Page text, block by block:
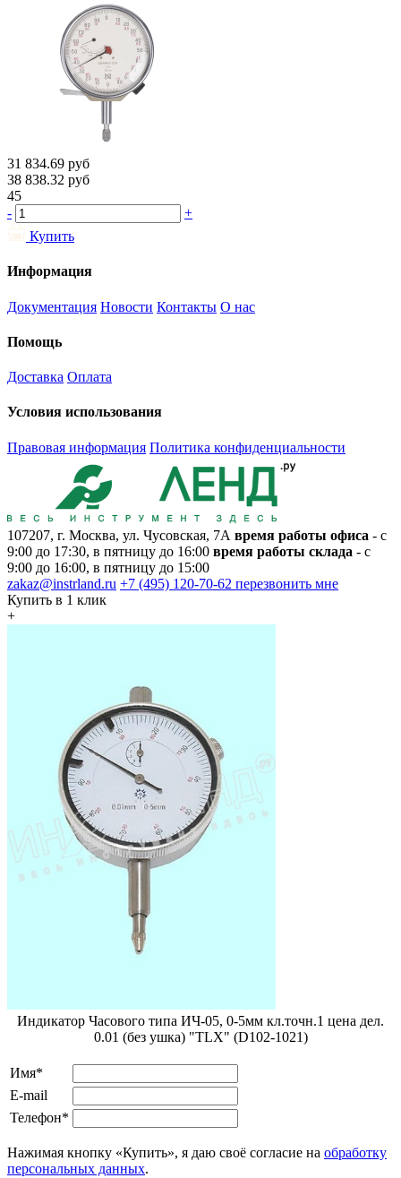
31 834.69 руб
38 838.32 руб
45
-
+
Купить
Информация
Документация Новости Контакты О нас
Помощь
Доставка Оплата
Условия использования
Правовая информация Политика конфиденциальности
107207, г. Москва, ул. Чусовская, 7А время работы офиса - с
9:00 до 17:30, в пятницу до 16:00 время работы склада - с
9:00 до 16:00, в пятницу до 15:00
zakaz@instrland.ru +7 (495) 120-70-62 перезвонить мне
Купить в 1 клик
+
Индикатор Часового типа ИЧ-05, 0-5мм кл.точн.1 цена дел.
0.01 (без ушка) "TLX" (D102-1021)
Имя*
E-mail
Телефон*
Нажимая кнопку «Купить», я даю своё согласие на обработку
персональных данных.